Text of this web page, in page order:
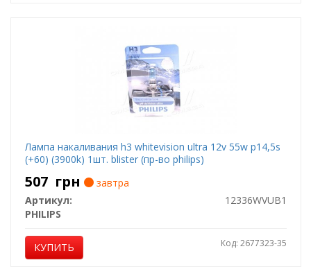
Лампа накаливания h3 whitevision ultra 12v 55w p14,5s
(+60) (3900k) 1шт. blister (пр-во philips)
507 грн
завтра
Артикул:
12336WVUB1
PHILIPS
КУПИТЬ Код: 2677323-35